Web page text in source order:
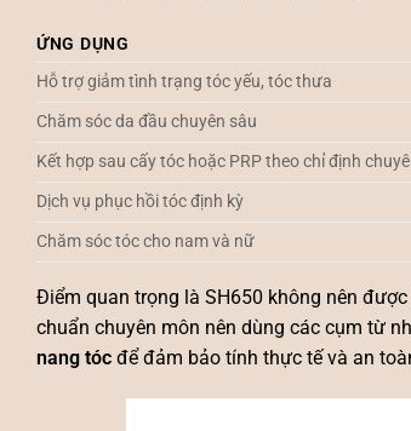
ỨNG DỤNG
Hỗ trợ giảm tình trạng tóc yếu, tóc thưa
Chăm sóc da đầu chuyên sâu
Kết hợp sau cấy tóc hoặc PRP theo chỉ định
Dịch vụ phục hồi tóc định kỳ
Chăm sóc tóc cho nam và nữ
Điểm quan trọng là SH650 không nên
chuẩn chuyên môn nên dùng các cụm từ
nang tóc để đảm bảo tính thực tế và an